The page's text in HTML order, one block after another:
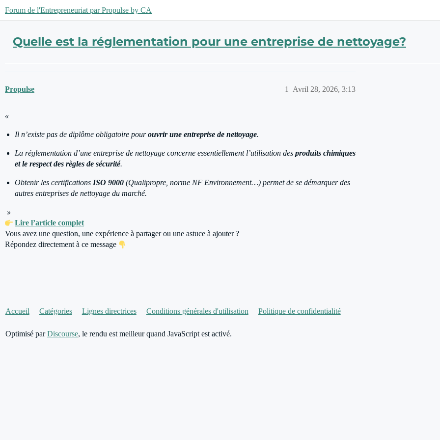
Forum de l'Entrepreneuriat par Propulse by CA
Quelle est la réglementation pour une entreprise de nettoyage?
Propulse Avril 28, 2026, 3:13
1
«
Il n’existe pas de diplôme obligatoire pourouvrir une entreprise de nettoyage.
La réglementation d’une entreprise de nettoyage concerne essentiellement l’utilisation des produits chimiques
et le respect des règles de sécurité.
Obtenir les certifications ISO 9000 (Qualipropre, norme NF Environnement…) permet de se démarquer des
autres entreprises de nettoyage du marché.
»
Lire l’article complet
Vous avez une question, une expérience à partager ou une astuce à ajouter ?
Répondez directement à ce message
Accueil Catégories Lignes directrices Conditions générales d'utilisation Politique de confidentialité
Optimisé parDiscourse, le rendu est meilleur quand JavaScript est activé.